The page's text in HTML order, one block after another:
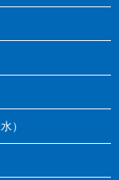
スのご案内
）